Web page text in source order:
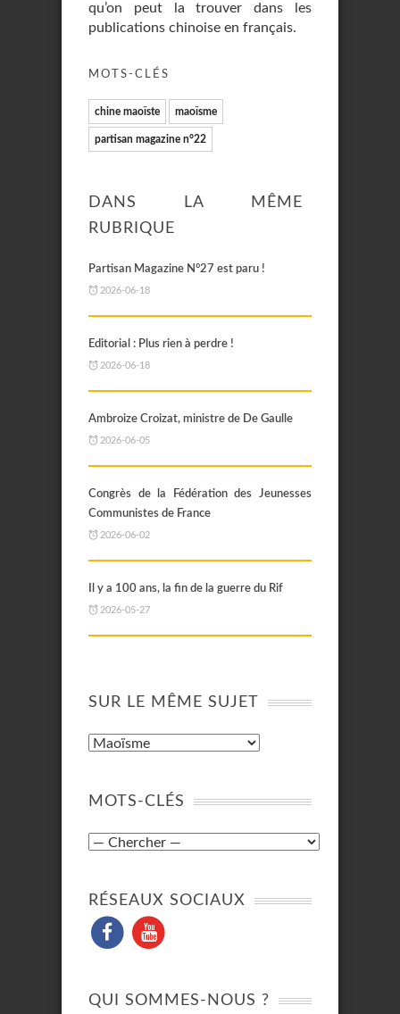
qu’on peut la trouver dans les
publications chinoise en français.
MOTS-CLÉS
chine maoïste maoïsme
partisan magazine n°22
DANS LA MÊME
RUBRIQUE
Partisan Magazine N°27 est paru !
2026-06-18
Editorial : Plus rien à perdre !
2026-06-18
Ambroize Croizat, ministre de De Gaulle
2026-06-05
Congrès de la Fédération des Jeunesses
Communistes de France
2026-06-02
Il y a 100 ans, la fin de la guerre du Rif
2026-05-27
SUR LE MÊME SUJET
MOTS-CLÉS
RÉSEAUX SOCIAUX
QUI SOMMES-NOUS ?